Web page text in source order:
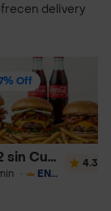
delivery
Off
Peka2 sin Culpa Lourdes
· ENVÍO GRATIS
4.3